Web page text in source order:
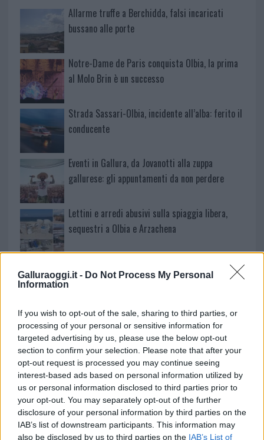
Galluraoggi.it - Do Not Process My Personal
Information
If you wish to opt-out of the sale, sharing to third parties, or
processing of your personal or sensitive information for
targeted advertising by us, please use the below opt-out
section to confirm your selection. Please note that after your
opt-out request is processed you may continue seeing
interest-based ads based on personal information utilized by
us or personal information disclosed to third parties prior to
your opt-out. You may separately opt-out of the further
disclosure of your personal information by third parties on the
IAB’s list of downstream participants. This information may
also be disclosed by us to third parties on the IAB’s List of
Allarme truffe a Berchidda, falsi incaricati
bussano alle porte
Notre-Dame de Paris conquista Olbia, la prima
al Molo Brin è un successo
Strada Sassari-Olbia, incidente all’alba: ferito il
conducente
Eventi in Gallura, da Jovanotti alla zuppa
gallurese: gli appuntamenti da non perdere
Lettini e arredi abusivi sulla spiaggia libera,
sequestri a Olbia e Arzachena
rifiutò la Costa Smeralda
Nuovo sportello rifiuti a Palau, una svolta per gli
utenti